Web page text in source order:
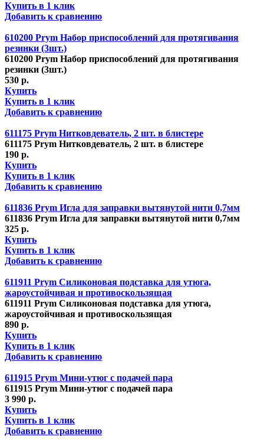
Купить в 1 клик
Добавить к сравнению
610200 Prym Набор приспособлений для протягивания
резинки (3шт.)
610200 Prym Набор приспособлений для протягивания
резинки (3шт.)
530 р.
Купить
Купить в 1 клик
Добавить к сравнению
611175 Prym Нитковдеватель, 2 шт. в блистере
611175 Prym Нитковдеватель, 2 шт. в блистере
190 р.
Купить
Купить в 1 клик
Добавить к сравнению
611836 Prym Игла для заправки вытянутой нити 0,7мм
611836 Prym Игла для заправки вытянутой нити 0,7мм
325 р.
Купить
Купить в 1 клик
Добавить к сравнению
611911 Prym Силиконовая подставка для утюга,
жароустойчивая и противоскользящая
611911 Prym Силиконовая подставка для утюга,
жароустойчивая и противоскользящая
890 р.
Купить
Купить в 1 клик
Добавить к сравнению
611915 Prym Мини-утюг с подачей пара
611915 Prym Мини-утюг с подачей пара
3 990 р.
Купить
Купить в 1 клик
Добавить к сравнению